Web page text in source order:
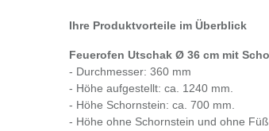
Ihre Produktvorteile im Überblick
Feuerofen Utschak Ø 36 cm mit
- Durchmesser: 360 mm
- Höhe aufgestellt: ca. 1240 mm.
- Höhe Schornstein: ca. 700 mm.
- Höhe ohne Schornstein und ohne